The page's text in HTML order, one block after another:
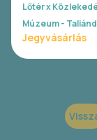
Lőtér x
Múzeum -
Jegyvásárlás